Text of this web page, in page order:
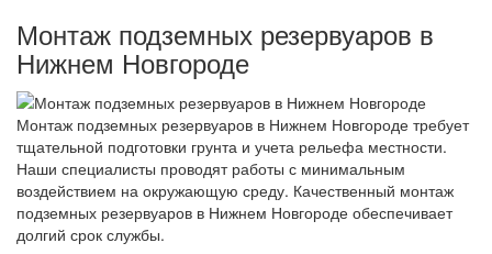
Монтаж подземных резервуаров в
Нижнем Новгороде
Монтаж подземных резервуаров в Нижнем Новгороде требует
тщательной подготовки грунта и учета рельефа местности.
Наши специалисты проводят работы с минимальным
воздействием на окружающую среду. Качественный монтаж
подземных резервуаров в Нижнем Новгороде обеспечивает
долгий срок службы.